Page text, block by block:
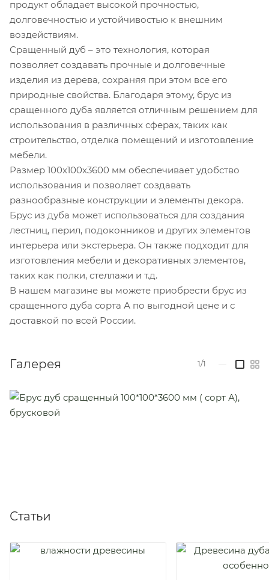
продукт обладает высокой прочностью,
долговечностью и устойчивостью к внешним
воздействиям.
Сращенный дуб – это технология, которая
позволяет создавать прочные и долговечные
изделия из дерева, сохраняя при этом все его
природные свойства. Благодаря этому, брус из
сращенного дуба является отличным решением для
использования в различных сферах, таких как
строительство, отделка помещений и изготовление
мебели.
Размер 100x100x3600 мм обеспечивает удобство
использования и позволяет создавать
разнообразные конструкции и элементы декора.
Брус из дуба может использоваться для создания
лестниц, перил, подоконников и других элементов
интерьера или экстерьера. Он также подходит для
изготовления мебели и декоративных элементов,
таких как полки, стеллажи и т.д.
В нашем магазине вы можете приобрести брус из
сращенного дуба сорта А по выгодной цене и с
доставкой по всей России.
Галерея 1/1
Статьи